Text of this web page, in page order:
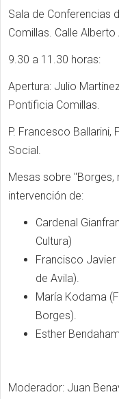
Sala de Conferencias
Comillas. Calle
9.30 a 11.30 horas:
Apertura: Julio
Pontificia Comillas.
P. Francesco
Social.
Mesas sobre
intervención de:
Cardenal
Cultura)
Francisco Javier
de Avila).
María Kodama
Borges).
Esther
Moderador: Juan